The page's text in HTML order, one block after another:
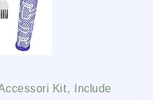
Kit, Include